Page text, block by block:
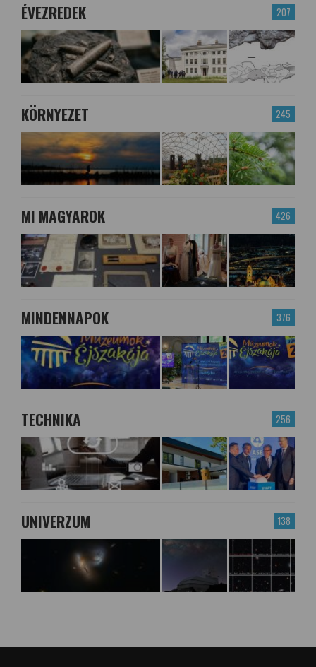
207
ÉVEZREDEK
245
KÖRNYEZET
426
MI MAGYAROK
376
MINDENNAPOK
256
TECHNIKA
138
UNIVERZUM